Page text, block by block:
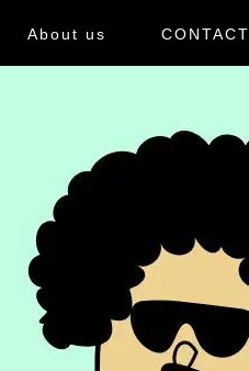
About us CONTACT